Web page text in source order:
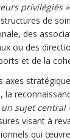
privilégiés »
de
des
ou des
et de la
axes
la
sujet central
visant à
qui